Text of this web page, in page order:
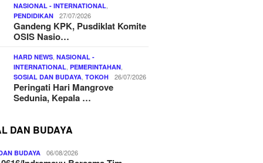
NASIONAL - INTERNATIONAL
PENDIDIKAN 27/07/2026
Gandeng KPK, Pusdiklat Komite
OSIS Nasio…
HARD NEWS ,NASIONAL -
INTERNATIONAL ,PEMERINTAHAN
SOSIAL DAN BUDAYA ,TOKOH 26/07/2026
Peringati Hari Mangrove
Sedunia, Kepala …
DAN BUDAYA
BUDAYA 06/08/2026